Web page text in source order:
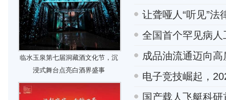
临水玉泉第七届洞藏酒文化节，沉
浸式舞台点亮白酒界盛事
让聋哑人“听见”
全国首个罕见病
成品油流通迈向
电子竞技崛起，
国产载人飞艇科